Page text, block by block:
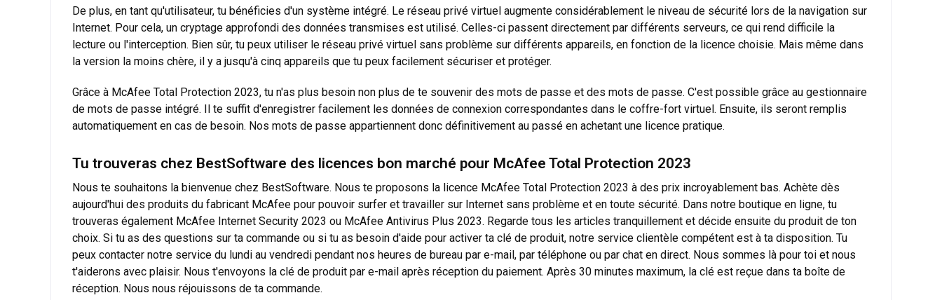
De plus, en tant qu'utilisateur, tu bénéficies d'un système intégré. Le réseau privé virtuel augmente considérablement le niveau de sécurité lors de la navigation sur
Internet. Pour cela, un cryptage approfondi des données transmises est utilisé. Celles-ci passent directement par différents serveurs, ce qui rend difficile la
lecture ou l'interception. Bien sûr, tu peux utiliser le réseau privé virtuel sans problème sur différents appareils, en fonction de la licence choisie. Mais même dans
la version la moins chère, il y a jusqu'à cinq appareils que tu peux facilement sécuriser et protéger.
Grâce à McAfee Total Protection 2023, tu n'as plus besoin non plus de te souvenir des mots de passe et des mots de passe. C'est possible grâce au gestionnaire
de mots de passe intégré. Il te suffit d'enregistrer facilement les données de connexion correspondantes dans le coffre-fort virtuel. Ensuite, ils seront remplis
automatiquement en cas de besoin. Nos mots de passe appartiennent donc définitivement au passé en achetant une licence pratique
Tu trouveras chez BestSoftware des licences bon marché pour McAfee Total Protection 2023
Nous te souhaitons la bienvenue chez BestSoftware. Nous te proposons la licence McAfee Total Protection 2023 à des prix incroyablement bas. Achète dès
aujourd'hui des produits du fabricant McAfee pour pouvoir surfer et travailler sur Internet sans problème et en toute sécurité. Dans notre boutique en ligne, tu
trouveras également McAfee Internet Security 2023 ou McAfee Antivirus Plus 2023. Regarde tous les articles tranquillement et décide ensuite du produit de ton
choix. Si tu as des questions sur ta commande ou si tu as besoin d'aide pour activer ta clé de produit, notre service clientèle compétent est à ta disposition. Tu
peux contacter notre service du lundi au vendredi pendant nos heures de bureau par e-mail, par téléphone ou par chat en direct. Nous sommes là pour toi et nous
t'aiderons avec plaisir. Nous t'envoyons la clé de produit par e-mail après réception du paiement. Après 30 minutes maximum, la clé est reçue dans ta boîte de
réception. Nous nous réjouissons de ta commande.